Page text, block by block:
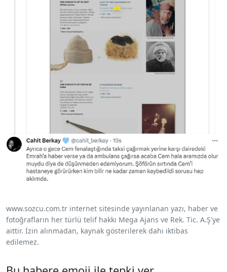
www.sozcu.com.tr internet sitesinde yayınlanan yazı, haber ve
fotoğrafların her türlü telif hakkı Mega Ajans ve Rek. Tic. A.Ş'ye
aittir. İzin alınmadan, kaynak gösterilerek dahi iktibas
edilemez.